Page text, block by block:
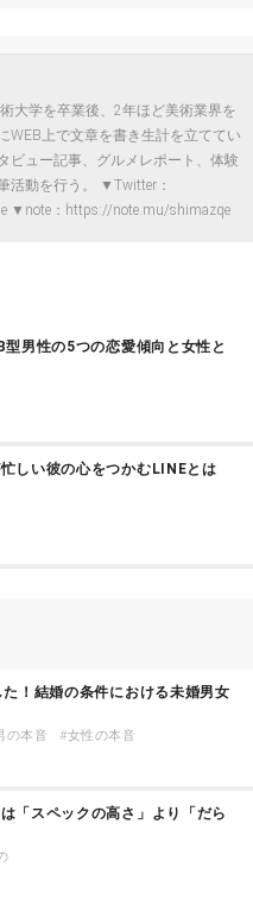
大学を卒業後、2年ほど美術業界を
WEB上で文章を書き生計を立ててい
ビュー記事、グルメレポート、体験
活動を行う。 ▼Twitter：
▼note：https://note.mu/shimazqe
型男性の5つの恋愛傾向と女性と
しい彼の心をつかむLINEとは
！結婚の条件における未婚男女
の本音 女性の本音
「スペックの高さ」より「だら